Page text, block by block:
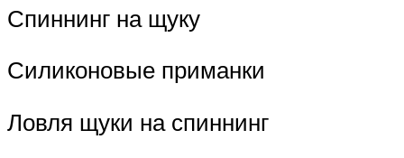
Спиннинг на щуку
Силиконовые приманки
Ловля щуки на спиннинг